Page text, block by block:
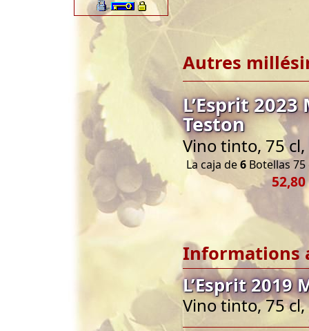
Autres
L’Esprit
Teston
Vino tinto, 75
La caja de6 Botellas 75
52,80
Informations
L’Esprit 2019
Vino tinto, 75